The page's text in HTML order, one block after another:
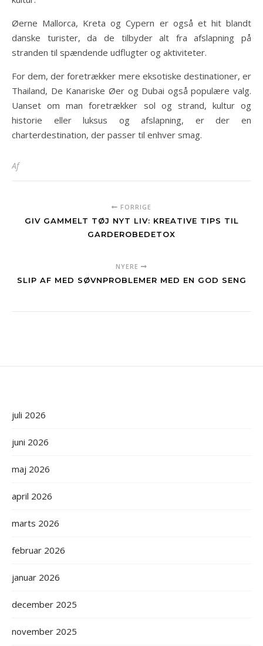
Øerne Mallorca, Kreta og Cypern er også et hit blandt
danske turister, da de tilbyder alt fra afslapning på
stranden til spændende udflugter og aktiviteter.
For dem, der foretrækker mere eksotiske destinationer, er
Thailand, De Kanariske Øer og Dubai også populære valg.
Uanset om man foretrækker sol og strand, kultur og
historie eller luksus og afslapning, er der en
charterdestination, der passer til enhver smag.
Af
FORRIGE
GIV GAMMELT TØJ NYT LIV: KREATIVE TIPS TIL
GARDEROBEDETOX
NYERE
SLIP AF MED SØVNPROBLEMER MED EN GOD SENG
juli 2026
juni 2026
maj 2026
april 2026
marts 2026
februar 2026
januar 2026
december 2025
november 2025